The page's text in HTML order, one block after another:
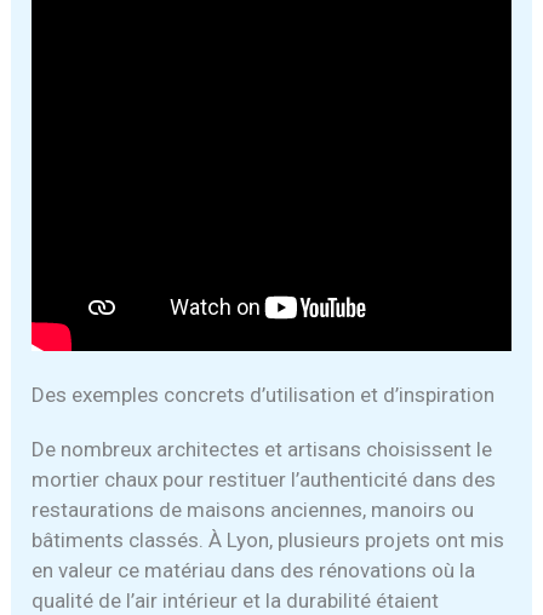
Des exemples concrets d’utilisation et d’inspiration
De nombreux architectes et artisans choisissent le
mortier chaux pour restituer l’authenticité dans des
restaurations de maisons anciennes, manoirs ou
bâtiments classés. À Lyon, plusieurs projets ont mis
en valeur ce matériau dans des rénovations où la
qualité de l’air intérieur et la durabilité étaient